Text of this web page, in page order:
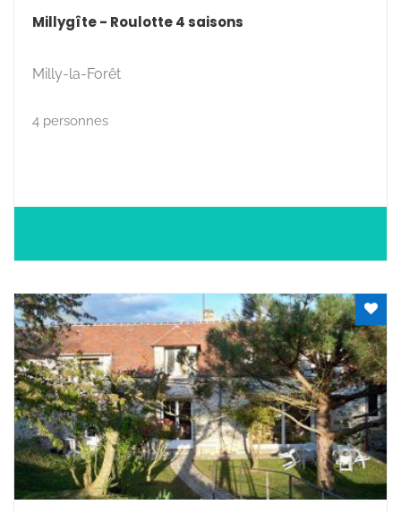
Millygîte - Roulotte 4 saisons
Milly-la-Forêt
4 personnes